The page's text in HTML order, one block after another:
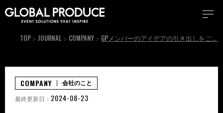
TOP JOURNAL COMPANY GPメンバーのアイデアの引き出しをご紹介！
COMPANY 会社のこと
最終更新日： 2024-08-23